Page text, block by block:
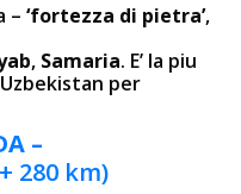
– ‘fortezza di pietra’,
, Samaria. E’ la piu
per
–
280 km)